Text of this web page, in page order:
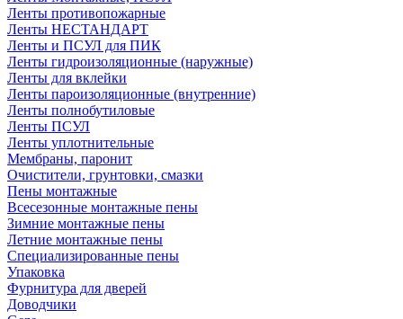
Ленты противопожарные
Ленты НЕСТАНДАРТ
Ленты и ПСУЛ для ПИК
Ленты гидроизоляционные (наружные)
Ленты для вклейки
Ленты пароизоляционные (внутренние)
Ленты полнобутиловые
Ленты ПСУЛ
Ленты уплотнительные
Мембраны, паронит
Очистители, грунтовки, смазки
Пены монтажные
Всесезонные монтажные пены
Зимние монтажные пены
Летние монтажные пены
Специализированные пены
Упаковка
Фурнитура для дверей
Доводчики